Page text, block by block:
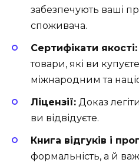
забезпечують ваші
споживача.
Сертифікати якості:
товари, які ви
міжнародним та
Ліцензії: Доказ
ви відвідуєте.
Книга відгуків і
формальність, а й